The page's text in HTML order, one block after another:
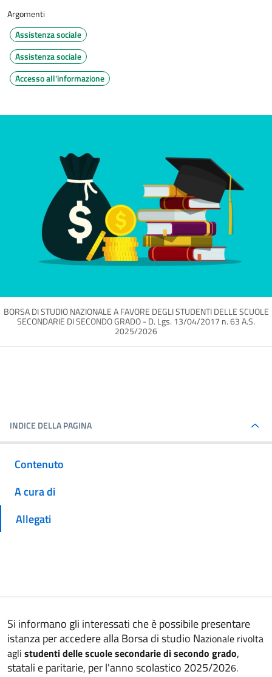
Argomenti
Assistenza sociale
Assistenza sociale
Accesso all'informazione
BORSA DI STUDIO NAZIONALE A FAVORE DEGLI STUDENTI DELLE SCUOLE
SECONDARIE DI SECONDO GRADO - D. Lgs. 13/04/2017 n. 63 A.S.
2025/2026
INDICE DELLA PAGINA
Contenuto
A cura di
Allegati
Si informano gli interessati che è possibile presentare
istanza per accedere allaBorsa di studio Nazionale rivolta
agli studenti delle scuole secondarie di secondo grado,
statali e paritarie, per l'anno scolastico 2025/2026.